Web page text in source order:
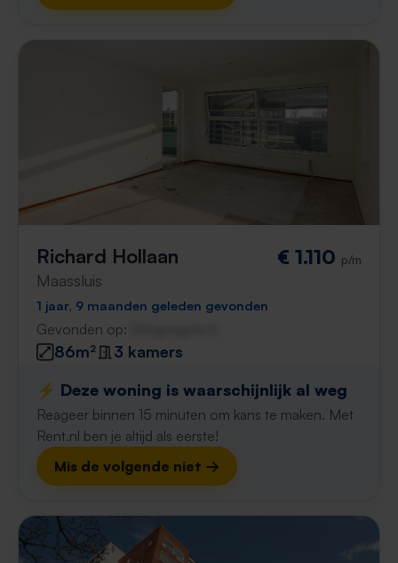
Richard Hollaan
Maassluis
€ 1.110 p/m
1 jaar, 9 maanden geleden gevonden
Gevonden op:
86m²
3 kamers
⚡️ Deze woning is waarschijnlijk al weg
Reageer binnen 15 minuten om kans te maken. Met
Rent.nl ben je altijd als eerste!
Mis de volgende niet →